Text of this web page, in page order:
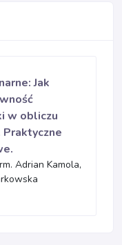
Jak
w obliczu
Praktyczne
Adrian Kamola,